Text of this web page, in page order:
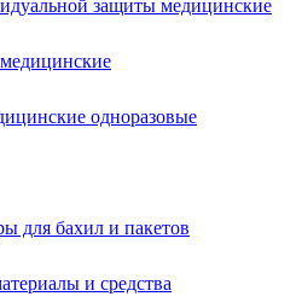
защиты медицинские
одноразовые
для бахил и пакетов
и средства